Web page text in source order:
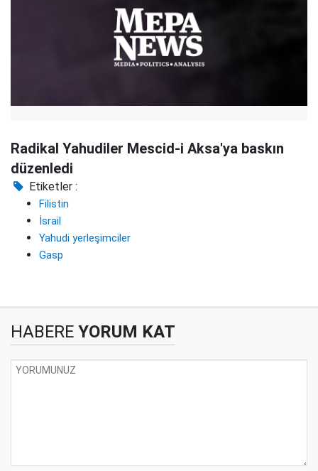
Radikal Yahudiler Mescid-i Aksa'ya baskın
düzenledi
Etiketler :
Filistin
İsrail
Yahudi yerleşimciler
Gasp
HABERE YORUM KAT